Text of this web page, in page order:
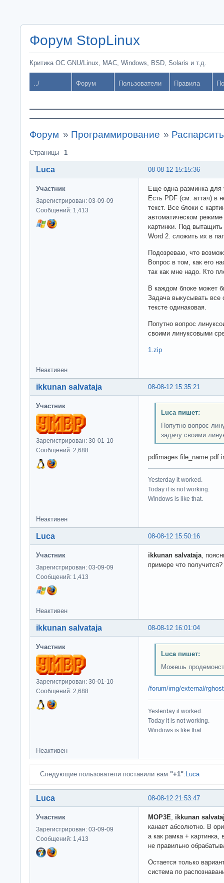
Форум StopLinux
Критика ОС GNU/Linux, MAC, Windows, BSD, Solaris и т.д.
../ Форум Пользователи Правила
Форум » Программирование »
Страницы 1
08-08-12 15:15:36
Luca
Участник
Зарегистрирован: 03-09-09
Сообщений: 1,413
Еще одна разминка для
Есть PDF (см. аттач) в
текст. Все блоки с
автоматическом
картинки. Под вытащить
Word 2. сложить их в
Подозреваю, что
Вопрос в том, как его
так как мне надо. Кто
В каждом блоке может
Задача выкусывать все
тексте одинаковая.
Попутно вопрос
своими линуксовыми
1.zip
Неактивен
08-08-12 15:35:21
ikkunan salvataja
Участник
Зарегистрирован: 30-01-10
Сообщений: 2,688
Luca пишет:
Попутно вопрос
задачу своими
pdfimages file_name.pdf
Yesterday it worked.
Today it is not working.
Windows is like that.
Неактивен
08-08-12 15:50:16
Luca
Участник
Зарегистрирован: 03-09-09
Сообщений: 1,413
ikkunan salvataja,
примере что получится?
Неактивен
08-08-12 16:01:04
ikkunan salvataja
Участник
Зарегистрирован: 30-01-10
Сообщений: 2,688
Luca пишет:
Можешь
/forum/img/external/
Yesterday it worked.
Today it is not working.
Windows is like that.
Неактивен
Следующие пользователи поставили вам "+1": Luca
08-08-12 21:53:47
Luca
Участник
Зарегистрирован: 03-09-09
Сообщений: 1,413
MOP3E, ikkunan
канает абсолютно. В
а как рамка + картинка,
не правильно
Остается только
система по